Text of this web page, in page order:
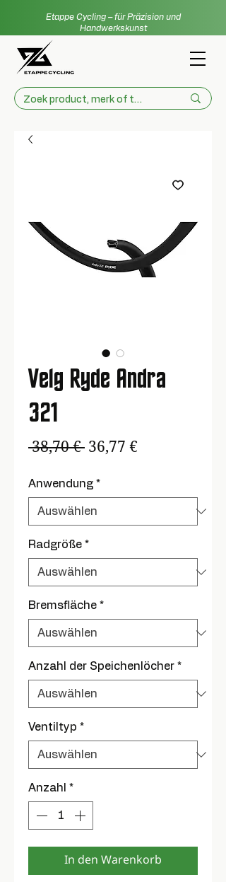
Etappe Cycling – für Präzision und
Handwerkskunst
Velg Ryde Andra
321
38,70 € Standardpreis
36,77 €
Anwendung *
Radgröße *
Bremsfläche *
Anzahl der Speichenlöcher *
Ventiltyp *
Anzahl *
In den Warenkorb